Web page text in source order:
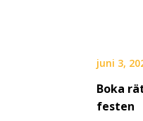
juni 3,
Boka
festen